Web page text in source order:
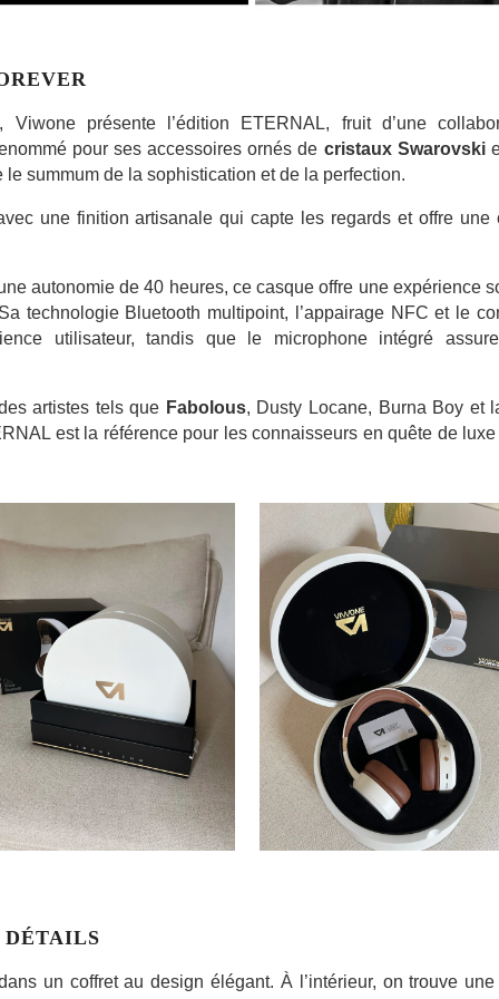
présente l’édition ETERNAL, fruit d’une
pour ses accessoires ornés de cristaux Swarovski
summum de la sophistication et de la perfection.
une finition artisanale qui capte les regards et offre une
autonomie de 40 heures, ce casque offre une expérience
technologie Bluetooth multipoint, l’appairage NFC et le
utilisateur, tandis que le microphone intégré
artistes tels que Fabolous, Dusty Locane, Burna Boy et
est la référence pour les connaisseurs en quête de
DÉTAILS
un coffret au design élégant. À l’intérieur, on trouve